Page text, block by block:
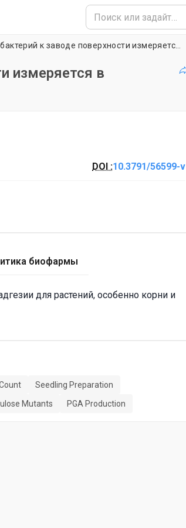
измеряется в
DOI :10.3791/56599-v
биофармы
для растений, особенно корни и
Seedling Preparation
Mutants PGA Production